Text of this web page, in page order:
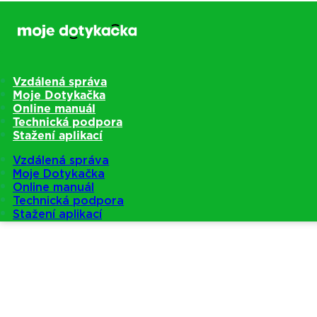
Vzdálená správa
Moje Dotykačka
Online manuál
Technická podpora
Stažení aplikací
Vzdálená správa
Moje Dotykačka
Online manuál
Technická podpora
Stažení aplikací